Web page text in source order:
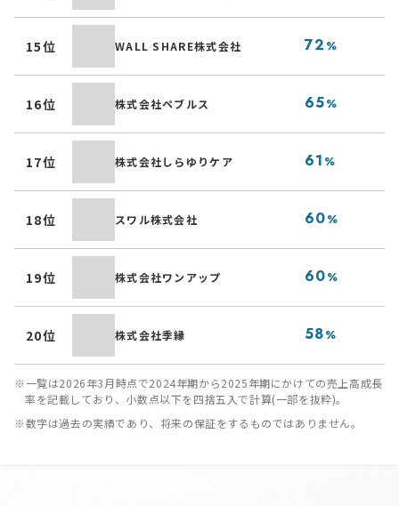
15位 WALL SHARE株式会社 72 %
16位 株式会社ペブルス 65%
17位 株式会社しらゆりケア 61 %
18位 スワル株式会社 60%
19位 株式会社ワンアップ 60%
20位 株式会社季縁 58%
※一覧は2026年3月時点で2024年期から2025年期にかけての売上高成長
率を記載しており、小数点以下を四捨五入で計算(一部を抜粋)。
※数字は過去の実績であり、将来の保証をするものではありません。